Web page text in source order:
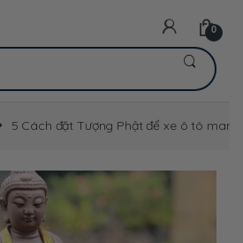
0
5 Cách đặt Tượng Phật để xe ô tô